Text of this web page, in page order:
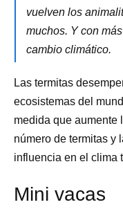
vuelven los
muchos. Y con
cambio climático.
Las termitas
ecosistemas del
medida que aumente
número de termitas y
influencia en el clima
Mini vacas